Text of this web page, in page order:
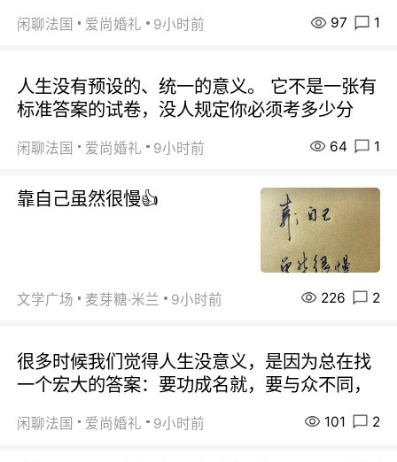
闲聊法国 爱尚婚礼 9小时前 97 1
人生没有预设的、统一的意义。 它不是一张有
标准答案的试卷，没人规定你必须考多少分
闲聊法国 爱尚婚礼 9小时前 64 1
靠自己虽然很慢👍
文学广场 麦芽糖·米兰 9小时前 226 2
很多时候我们觉得人生没意义，是因为总在找
一个宏大的答案：要功成名就，要与众不同，
闲聊法国 爱尚婚礼 9小时前 101 2